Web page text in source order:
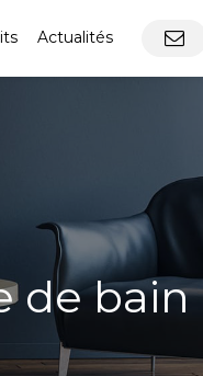
Actualités
de bain